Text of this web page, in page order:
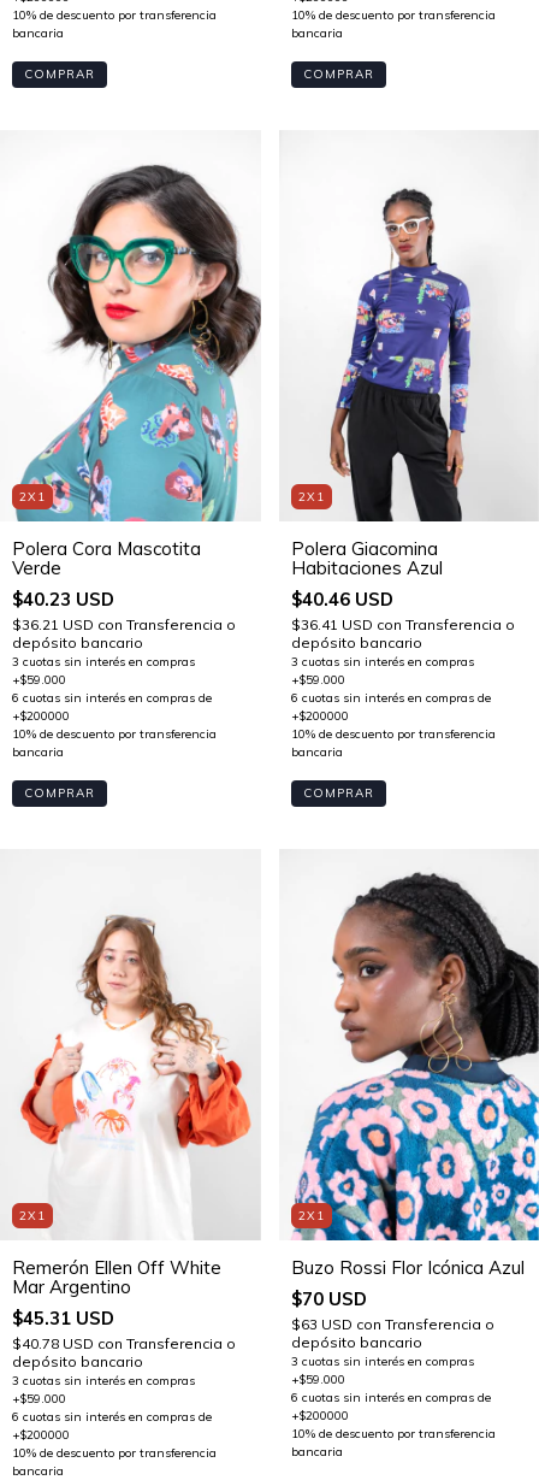
COMPRAR COMPRAR
2X1
Polera Cora Mascotita
Verde
$40.23 USD
$36.21 USD con Transferencia o
depósito bancario
COMPRAR
2X1
Polera Giacomina
Habitaciones Azul
$40.46 USD
$36.41 USD con Transferencia o
depósito bancario
COMPRAR
2X1
Remerón Ellen Off White
Mar Argentino
$45.31 USD
$40.78 USD con Transferencia o
depósito bancario
2X1
Buzo Rossi Flor Icónica Azul
$70 USD
$63 USD con Transferencia o
depósito bancario